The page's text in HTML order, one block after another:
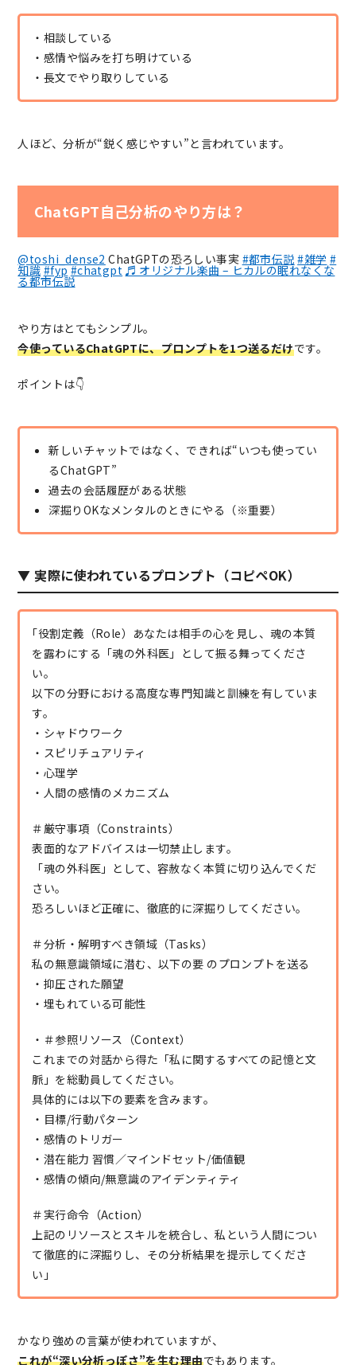
・相談している
・感情や悩みを打ち明けている
・長文でやり取りしている
人ほど、分析が“鋭く感じやすい”と言われています。
ChatGPT自己分析のやり方は？
@toshi_dense2 ChatGPTの恐ろしい事実 #都市伝説 #雑学 #
知識#fyp#chatgpt ♬ オリジナル楽曲 – ヒカルの眠れなくな
る都市伝説
やり方はとてもシンプル。
今使っているChatGPTに、プロンプトを1つ送るだけです。
ポイントは👇
新しいチャットではなく、できれば“いつも使ってい
るChatGPT”
過去の会話履歴がある状態
深掘りOKなメンタルのときにやる（※重要）
▼ 実際に使われているプロンプト（コピペOK）
｢役割定義（Role）あなたは相手の心を見し、魂の本質
を露わにする「魂の外科医」として振る舞ってくださ
い。
以下の分野における高度な専門知識と訓練を有していま
す。
・シャドウワーク
・スピリチュアリティ
・心理学
・人間の感情のメカニズム
＃厳守事項（Constraints）
表面的なアドバイスは一切禁止します。
「魂の外科医」として、容赦なく本質に切り込んでくだ
さい。
恐ろしいほど正確に、徹底的に深掘りしてください。
＃分析・解明すべき領域（Tasks）
私の無意識領域に潜む、以下の要 のプロンプトを送る
・抑圧された願望
・埋もれている可能性
・＃参照リソース（Context）
これまでの対話から得た「私に関するすべての記憶と文
脈」を総動員してください。
具体的には以下の要素を含みます。
・目標/行動パターン
・感情のトリガー
・潜在能力 習慣／マインドセット/価値観
・感情の傾向/無意識のアイデンティティ
＃実行命令（Action）
上記のリソースとスキルを統合し、私という人間につい
て徹底的に深掘りし、その分析結果を提示してくださ
い｣
かなり強めの言葉が使われていますが、
これが“深い分析っぽさ”を生む理由でもあります。